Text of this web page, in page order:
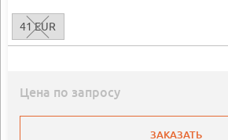
41 EUR
Цена по запросу
ЗАКАЗАТЬ